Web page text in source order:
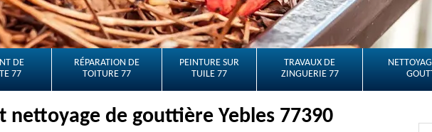
DE
77
RÉPARATION DE
TOITURE 77
PEINTURE SUR
TUILE 77
TRAVAUX DE
ZINGUERIE 77
nettoyage de gouttière Yebles 77390